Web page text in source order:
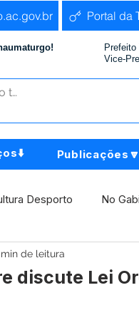
Portal da
Prefeito
Vice-
Publicações🔽
Desporto No
Agricultura e
discute Lei
de leitura